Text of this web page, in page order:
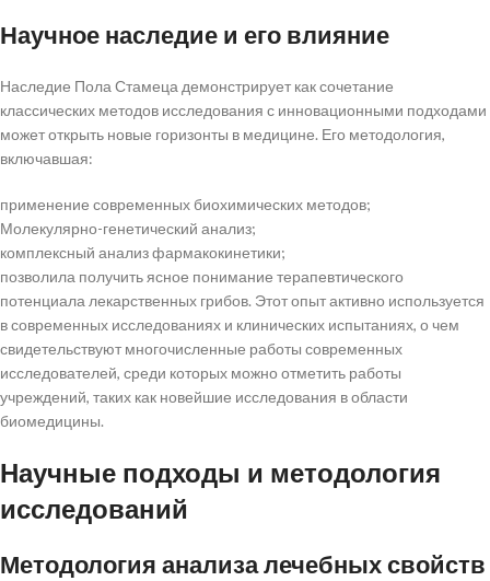
Научное наследие и его влияние
Наследие Пола Стамеца демонстрирует как сочетание
классических методов исследования с инновационными подходами
может открыть новые горизонты в медицине. Его методология,
включавшая:
применение современных биохимических методов;
Молекулярно-генетический анализ;
комплексный анализ фармакокинетики;
позволила получить ясное понимание терапевтического
потенциала лекарственных грибов. Этот опыт активно используется
в современных исследованиях и клинических испытаниях, о чем
свидетельствуют многочисленные работы современных
исследователей, среди которых можно отметить работы
учреждений, таких как новейшие исследования в области
биомедицины.
Научные подходы и методология
исследований
Методология анализа лечебных свойств